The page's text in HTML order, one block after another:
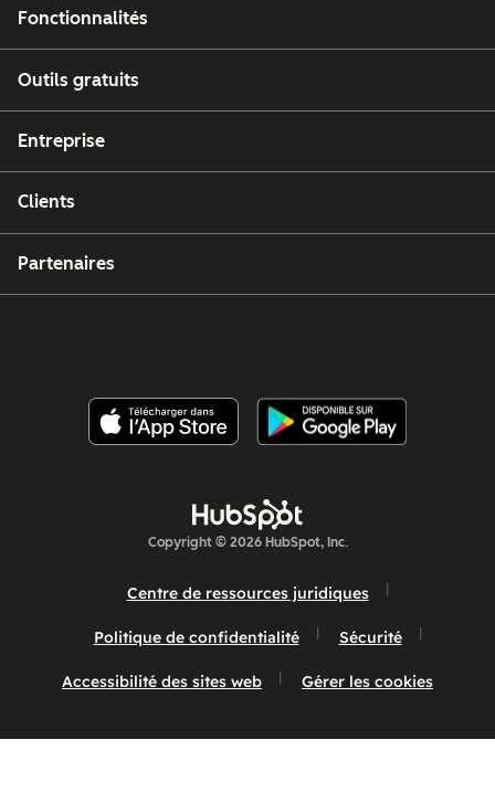
Fonctionnalités
Outils gratuits
Entreprise
Clients
Partenaires
Copyright © 2026 HubSpot, Inc.
Centre de ressources juridiques
Politique de confidentialité Sécurité
Accessibilité des sites web Gérer les cookies